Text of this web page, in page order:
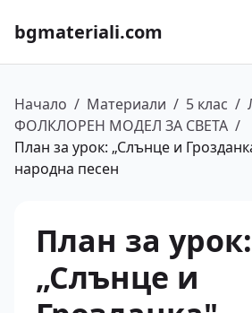
bgmateriali.com
Начало / Материали / 5 клас /
ФОЛКЛОРЕН МОДЕЛ ЗА СВЕТА /
План за урок: „Слънце и
народна песен
План за урок:
„Слънце и